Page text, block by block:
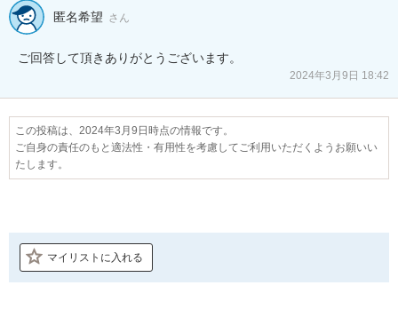
匿名希望 さん
ご回答して頂きありがとうございます。
2024年3月9日 18:42
この投稿は、2024年3月9日時点の情報です。
ご自身の責任のもと適法性・有用性を考慮してご利用いただくようお願いい
たします。
マイリストに入れる